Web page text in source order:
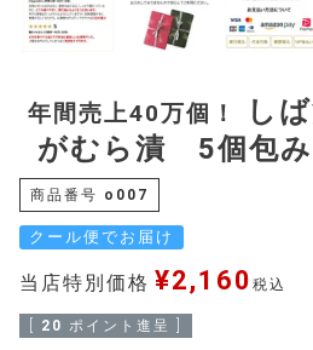
年間売上40万個！
し
がむら漬 5個包み
商品番号 o007
クール便でお届け
当店特別価格 ¥2,160 税込
20 ポイント進呈 ]